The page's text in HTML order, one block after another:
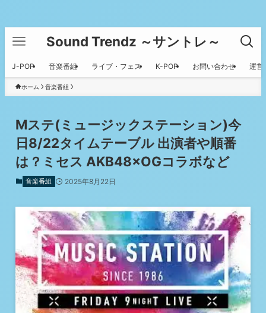
Sound Trendz ～サントレ～
J-POP 音楽番組 ライブ・フェス K-POP お問い合わせ 運営
ホーム 音楽番組
Mステ(ミュージックステーション)今
日8/22タイムテーブル 出演者や順番
は？ミセス AKB48×OGコラボなど
音楽番組 2025年8月22日